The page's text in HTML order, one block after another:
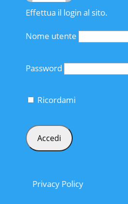
Effettua il login al sito.
Nome utente
Password
Ricordami
Privacy Policy